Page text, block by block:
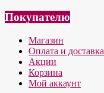
Покупателю
Магазин
Оплата и доставка
Акции
Корзина
Мой аккаунт